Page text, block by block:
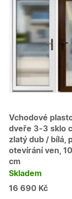
Vchodové
dveře 3-3 sklo
zlatý dub / bílá,
otevírání ven,
cm
Skladem
16 690 Kč
Nezbytně
funkce
uživatele a
nezbytně
Název
udid